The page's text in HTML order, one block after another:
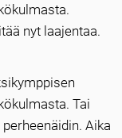
nyt laajentaa.
Tai
Aika